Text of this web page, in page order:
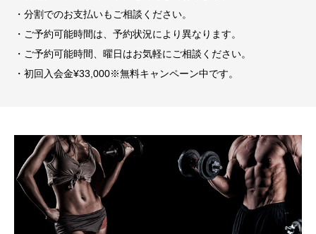
・分割でのお支払いもご相談ください。
・ご予約可能時間は、予約状況により異なります。
・ご予約可能時間、曜日はお気軽にご相談ください。
・初回入会金¥33,000※無料キャンペーン中です。